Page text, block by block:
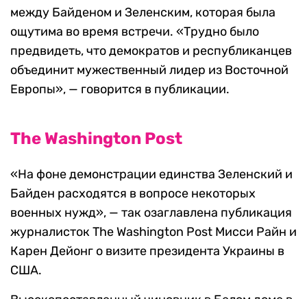
между Байденом и Зеленским, которая была
ощутима во время встречи. «Трудно было
предвидеть, что демократов и республиканцев
объединит мужественный лидер из Восточной
Европы», — говорится в публикации.
The Washington Post
«На фоне демонстрации единства Зеленский и
Байден расходятся в вопросе некоторых
военных нужд», — так озаглавлена публикация
журналисток The Washington Post Мисси Райн и
Карен Дейонг о визите президента Украины в
США.